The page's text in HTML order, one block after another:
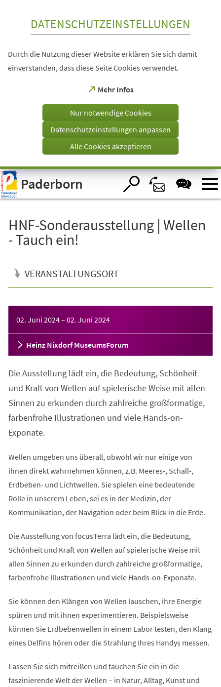
Visuelle
Assistenzsoftware
öffnen.
DATENSCHUTZEINSTELLUNGEN
Durch die Nutzung dieser Website erklären Sie sich damit
einverstanden, dass diese Seite Cookies verwendet.
Mehr Infos
(Öffnet
einem
Tab)
Nur notwendige Cookies
Datenschutzeinstellungen anpassen
Alle Cookies akzeptieren
Paderborn
HNF-Sonderausstellung | Wellen
- Tauch ein!
VERANSTALTUNGSORT
02. Juni 2024– 02. Juni 2024
Heinz Nixdorf MuseumsForum
Die Ausstellung lädt ein, die Bedeutung, Schönheit
und Kraft von Wellen auf spielerische Weise mit allen
Sinnen zu erkunden durch zahlreiche großformatige,
farbenfrohe Illustrationen und viele Hands-on-
Exponate.
Wellen umgeben uns überall, obwohl wir nur einige von
ihnen direkt wahrnehmen können, z.B. Meeres-, Schall-,
Erdbeben- und Lichtwellen. Sie spielen eine bedeutende
Rolle in unserem Leben, sei es in der Medizin, der
Kommunikation, der Navigation oder beim Blick in die Erde.
Die Ausstellung von focusTerra lädt ein, die Bedeutung,
Schönheit und Kraft von Wellen auf spielerische Weise mit
allen Sinnen zu erkunden durch zahlreiche großformatige,
farbenfrohe Illustrationen und viele Hands-on-Exponate.
Sie können den Klängen von Wellen lauschen, ihre Energie
spüren und mit ihnen experimentieren. Beispielsweise
können Sie Erdbebenwellen in einem Labor testen, den Klang
eines Delfins hören oder die Strahlung Ihres Handys messen.
Lassen Sie sich mitreißen und tauchen Sie ein in die
faszinierende Welt der Wellen – in Natur, Alltag, Kunst und